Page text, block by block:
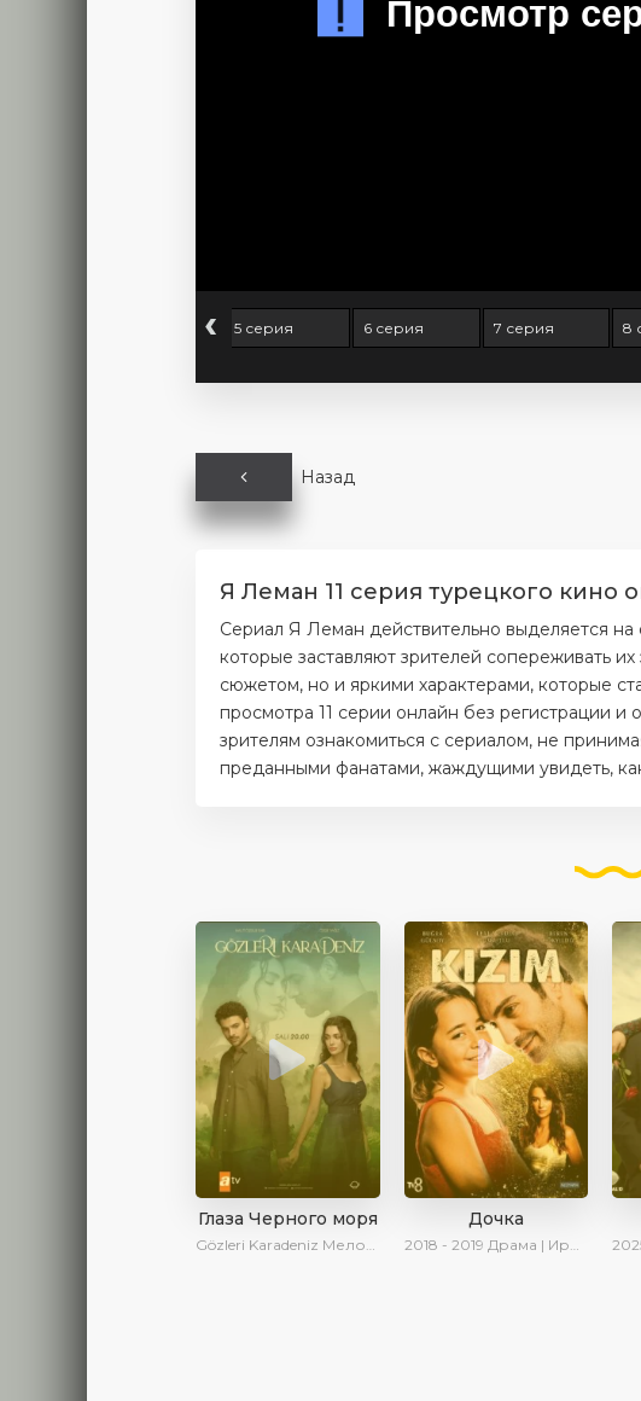
‹ 5 серия 6 серия 7 серия 8
Назад
Я Леман 11 серия турецкого кино
Сериал Я Леман действительно выделяется
которые заставляют зрителей сопереживать
сюжетом, но и яркими характерами, которые
просмотра 11 серии онлайн без регистрации
зрителям ознакомиться с сериалом, не
преданными фанатами, жаждущими увидеть,
Глаза Черного моря
Gözleri Karadeniz Мелодрама | Драма | Новинки | Сериалы 2025
Дочка
2018 - 2019 Драма | Ирина Котова